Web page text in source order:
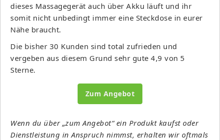
dieses Massagegerät auch über Akku läuft und ihr
somit nicht unbedingt immer eine Steckdose in eurer
Nähe braucht.
Die bisher 30 Kunden sind total zufrieden und
vergeben aus diesem Grund sehr gute 4,9 von 5
Sterne.
Zum Angebot
Wenn du über „zum Angebot“ ein Produkt kaufst oder
Dienstleistung in Anspruch nimmst, erhalten wir oftmals